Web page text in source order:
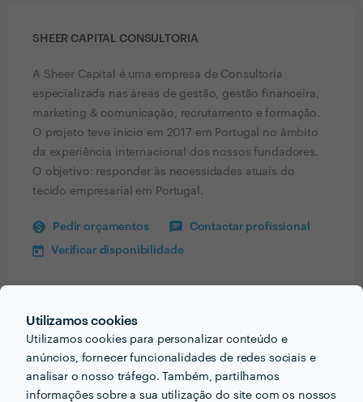
Utilizamos cookies
Utilizamos cookies para personalizar conteúdo e
anúncios, fornecer funcionalidades de redes sociais e
analisar o nosso tráfego. Também, partilhamos
informações sobre a sua utilização do site com os nossos
SHEER CAPITAL CONSULTORIA
A Sheer Capital é uma empresa de Consultoria
especializada nas áreas de gestão, gestão financeira,
marketing & comunicação, recrutamento e formação.
O projeto teve início em 2017 em Portugal no âmbito
da experiência internacional dos nossos fundadores.
O objetivo: responder às necessidades atuais do
tecido empresarial em Portugal.
Pedir orçamentos Contactar profissional
Verificar disponibilidade
Informação validada
perm_identity Dados de identificação
credit_card